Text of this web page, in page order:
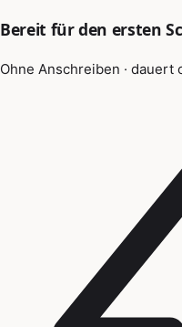
Bereit für den ersten
Ohne Anschreiben · dauert